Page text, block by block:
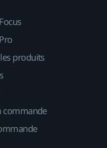
produits
commande